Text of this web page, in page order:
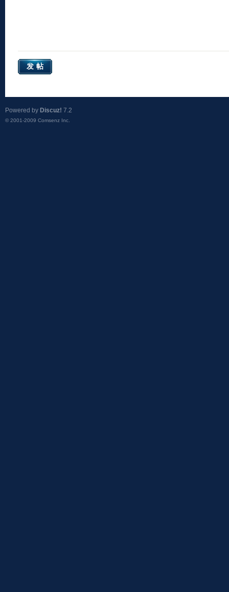
发帖
Powered by Discuz! 7.2
© 2001-2009 Comsenz Inc.